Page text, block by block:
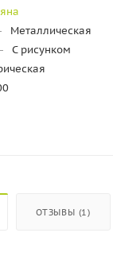
Металлическая
С рисунком
ОТЗЫВЫ (1)